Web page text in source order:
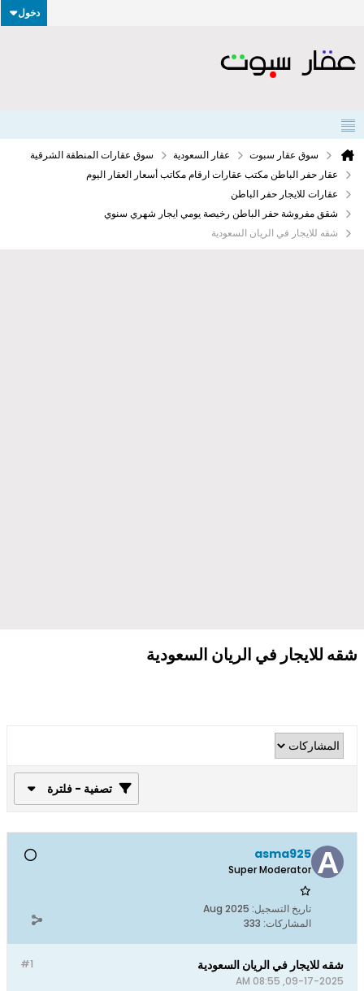
دخول
سوق عقار سبوت عقار السعودية
سوق عقارات المنطقة الشرقية
عقار حفر الباطن مكتب عقارات ارقام مكاتب أسعار العقار اليوم
عقارات للايجار حفر الباطن
شقق مفروشة حفر الباطن رخيصة يومي ايجار شهري سنوي
شقه للايجار في الريان السعودية
شقه للايجار في الريان السعودية
تصفية - فلترة
asma925
Super Moderator
تاريخ التسجيل: Aug 2025
المشاركات: 333
#1 شقه للايجار في الريان السعودية
09-17-2025, 08:55 AM